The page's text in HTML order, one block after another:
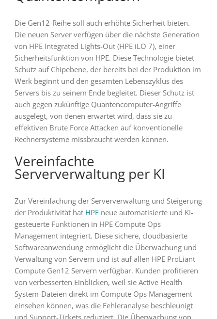
Die Gen12-Reihe soll auch erhöhte Sicherheit bieten.
Die neuen Server verfügen über die nächste Generation
von HPE Integrated Lights-Out (HPE iLO 7), einer
Sicherheitsfunktion von HPE. Diese Technologie bietet
Schutz auf Chipebene, der bereits bei der Produktion im
Werk beginnt und den gesamten Lebenszyklus des
Servers bis zu seinem Ende begleitet. Dieser Schutz ist
auch gegen zukünftige Quantencomputer-Angriffe
ausgelegt, von denen erwartet wird, dass sie zu
effektiven Brute Force Attacken auf konventionelle
Rechnersysteme missbraucht werden können.
Vereinfachte
Serververwaltung per KI
Zur Vereinfachung der Serververwaltung und Steigerung
der Produktivität hat HPEneue automatisierte und KI-
gesteuerte Funktionen in HPE Compute Ops
Management integriert. Diese sichere, cloudbasierte
Softwareanwendung ermöglicht die Überwachung und
Verwaltung von Servern und ist auf allen HPE ProLiant
Compute Gen12 Servern verfügbar. Kunden profitieren
von verbesserten Einblicken, weil sie Active Health
System-Dateien direkt im Compute Ops Management
einsehen können, was die Fehleranalyse beschleunigt
und Support-Tickets reduziert. Die Überwachung von